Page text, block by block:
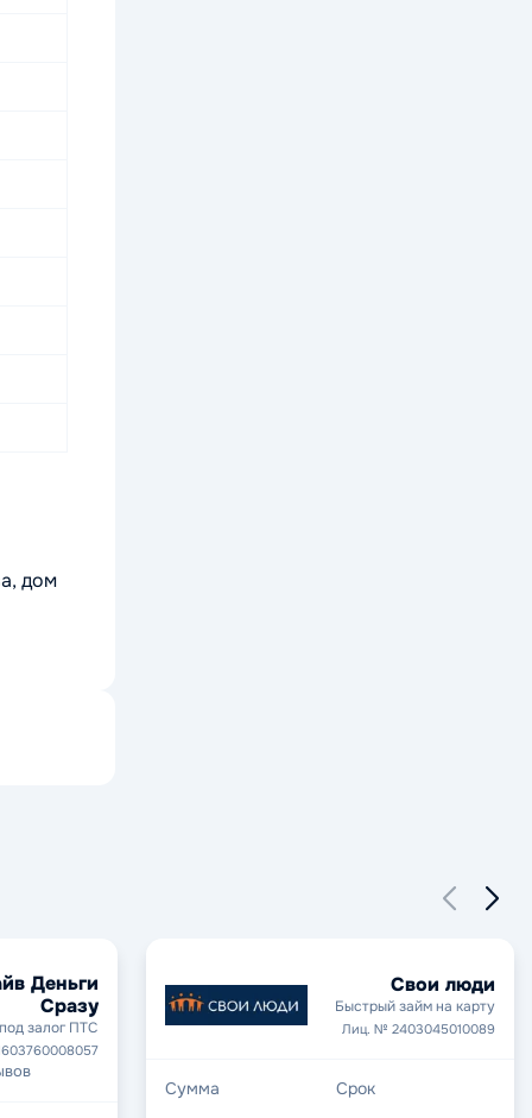
дом
Деньги
Сразу
залог ПТС
Свои люди
Быстрый займ на карту
Лиц. № 2403045010089
Сумма Срок